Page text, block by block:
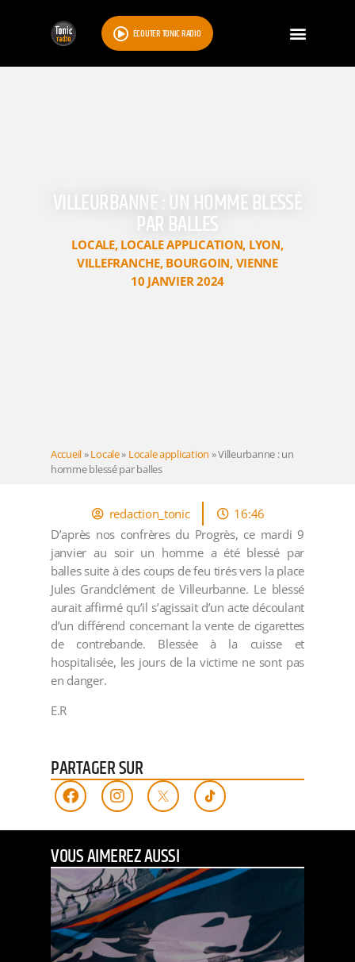
ÉCOUTER TONIC RADIO
VILLEURBANNE : UN HOMME BLESSÉ
PAR BALLES
LOCALE, LOCALE APPLICATION, LYON,
VILLEFRANCHE, BOURGOIN, VIENNE
10 JANVIER 2024
Accueil»Locale» Locale application »Villeurbanne : un
homme blessé par balles
redaction_tonic
16:46
D’après nos confrères du Progrès, ce mardi 9
janvier au soir un homme a été blessé par
balles suite à des coups de feu tirés vers la place
Jules Grandclément de Villeurbanne. Le blessé
aurait affirmé qu’il s’agissait d’un acte découlant
d’un différend concernant la vente de cigarettes
de contrebande. Blessée à la cuisse et
hospitalisée, les jours de la victime ne sont pas
en danger.
E.R
PARTAGER SUR
VOUS AIMEREZ AUSSI